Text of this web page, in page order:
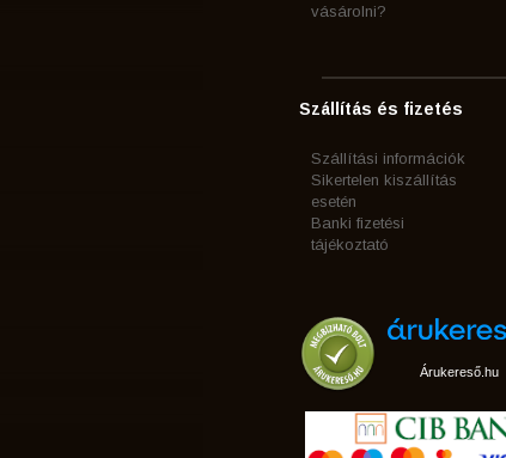
vásárolni?
Szállítás és fizetés
Szállítási információk
Sikertelen kiszállítás
esetén
Banki fizetési
tájékoztató
Árukereső.hu